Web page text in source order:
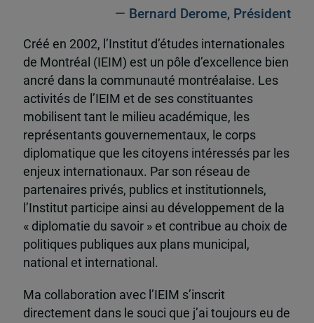
— Bernard Derome, Président
Créé en 2002, l’Institut d’études internationales
de Montréal (IEIM) est un pôle d’excellence bien
ancré dans la communauté montréalaise. Les
activités de l’IEIM et de ses constituantes
mobilisent tant le milieu académique, les
représentants gouvernementaux, le corps
diplomatique que les citoyens intéressés par les
enjeux internationaux. Par son réseau de
partenaires privés, publics et institutionnels,
l’Institut participe ainsi au développement de la
« diplomatie du savoir » et contribue au choix de
politiques publiques aux plans municipal,
national et international.
Ma collaboration avec l’IEIM s’inscrit
directement dans le souci que j’ai toujours eu de